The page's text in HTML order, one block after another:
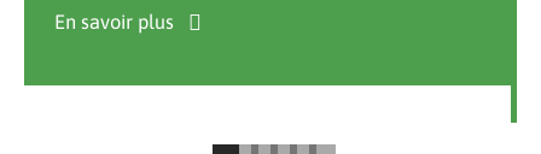
En savoir plus